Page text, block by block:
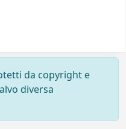
da copyright e
diversa